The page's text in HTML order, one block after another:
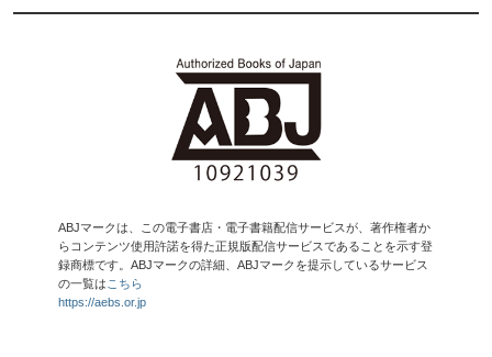
ABJマークは、この電子書店・電子書籍配信サービスが、著作権者か
らコンテンツ使用許諾を得た正規版配信サービスであることを示す登
録商標です。ABJマークの詳細、ABJマークを提示しているサービス
の一覧は こちら
https://aebs.or.jp